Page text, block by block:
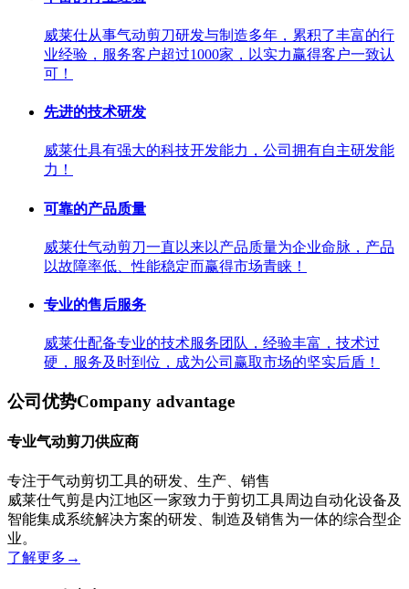
威莱仕从事气动剪刀研发与制造多年，累积了丰富的行
业经验，服务客户超过1000家，以实力赢得客户一致认
可！
先进的技术研发
威莱仕具有强大的科技开发能力，公司拥有自主研发能
力！
可靠的产品质量
威莱仕气动剪刀一直以来以产品质量为企业命脉，产品
以故障率低、性能稳定而赢得市场青睐！
专业的售后服务
威莱仕配备专业的技术服务团队，经验丰富，技术过
硬，服务及时到位，成为公司赢取市场的坚实后盾！
公司优势Company advantage
专业气动剪刀供应商
专注于气动剪切工具的研发、生产、销售
威莱仕气剪是内江地区一家致力于剪切工具周边自动化设备及
智能集成系统解决方案的研发、制造及销售为一体的综合型企
业。
了解更多 →